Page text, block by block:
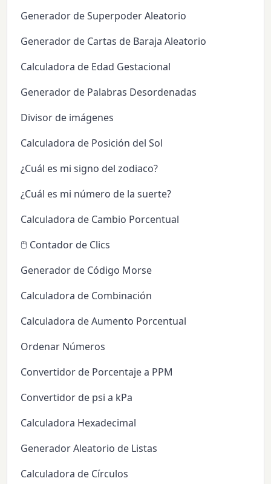
Generador de Superpoder Aleatorio
Generador de Cartas de Baraja Aleatorio
Calculadora de Edad Gestacional
Generador de Palabras Desordenadas
Divisor de imágenes
Calculadora de Posición del Sol
¿Cuál es mi signo del zodiaco?
¿Cuál es mi número de la suerte?
Calculadora de Cambio Porcentual
🖱️ Contador de Clics
Generador de Código Morse
Calculadora de Combinación
Calculadora de Aumento Porcentual
Ordenar Números
Convertidor de Porcentaje a PPM
Convertidor de psi a kPa
Calculadora Hexadecimal
Generador Aleatorio de Listas
Calculadora de Círculos